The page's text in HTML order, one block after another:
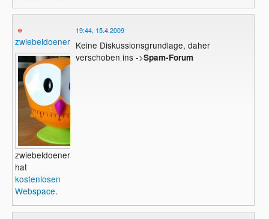
zwiebeldoener
zwiebeldoener
hat
kostenlosen
Webspace.
19:44, 15.4.2009
Keine Diskussionsgrundlage, daher
verschoben ins ->Spam-Forum